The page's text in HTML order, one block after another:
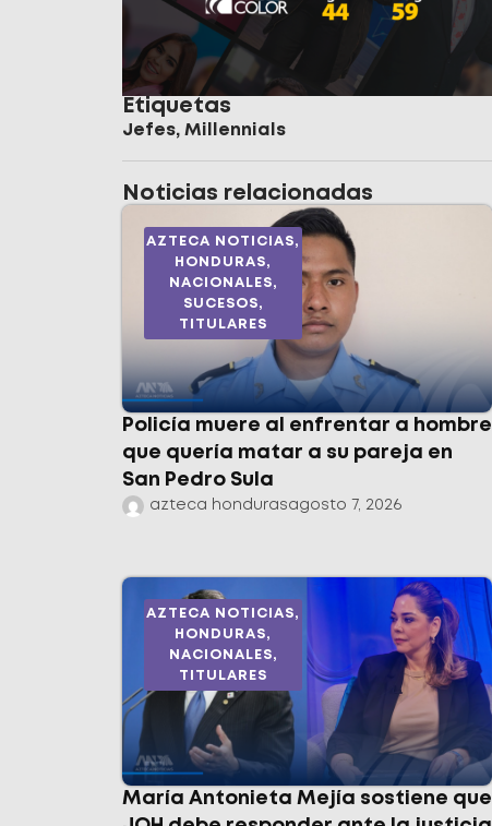
Etiquetas
Jefes, Millennials
Noticias relacionadas
AZTECA NOTICIAS,
HONDURAS,
NACIONALES,
SUCESOS,
TITULARES
Policía muere al enfrentar a hombre
que quería matar a su pareja en
San Pedro Sula
azteca hondurasagosto 7, 2026
AZTECA NOTICIAS,
HONDURAS,
NACIONALES,
TITULARES
María Antonieta Mejía sostiene que